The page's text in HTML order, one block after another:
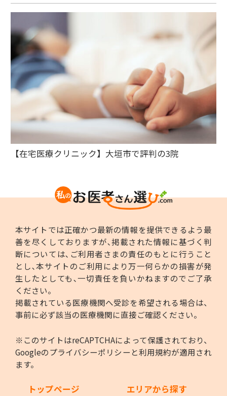
【在宅医療クリニック】大垣市で評判の3院
本サイトでは正確かつ最新の情報を提供できるよう最
善を尽くしておりますが､掲載された情報に基づく判
断については､ご利用者さまの責任のもとに行うこと
とし､本サイトのご利用により万一何らかの損害が発
生したとしても､一切責任を負いかねますのでご了承
ください。
掲載されている医療機関へ受診を希望される場合は、
事前に必ず該当の医療機関に直接ご確認ください。
※このサイトはreCAPTCHAによって保護されており、
Googleのプライバシーポリシー と利用規約が適用され
ます。
トップページ
エリアから探す